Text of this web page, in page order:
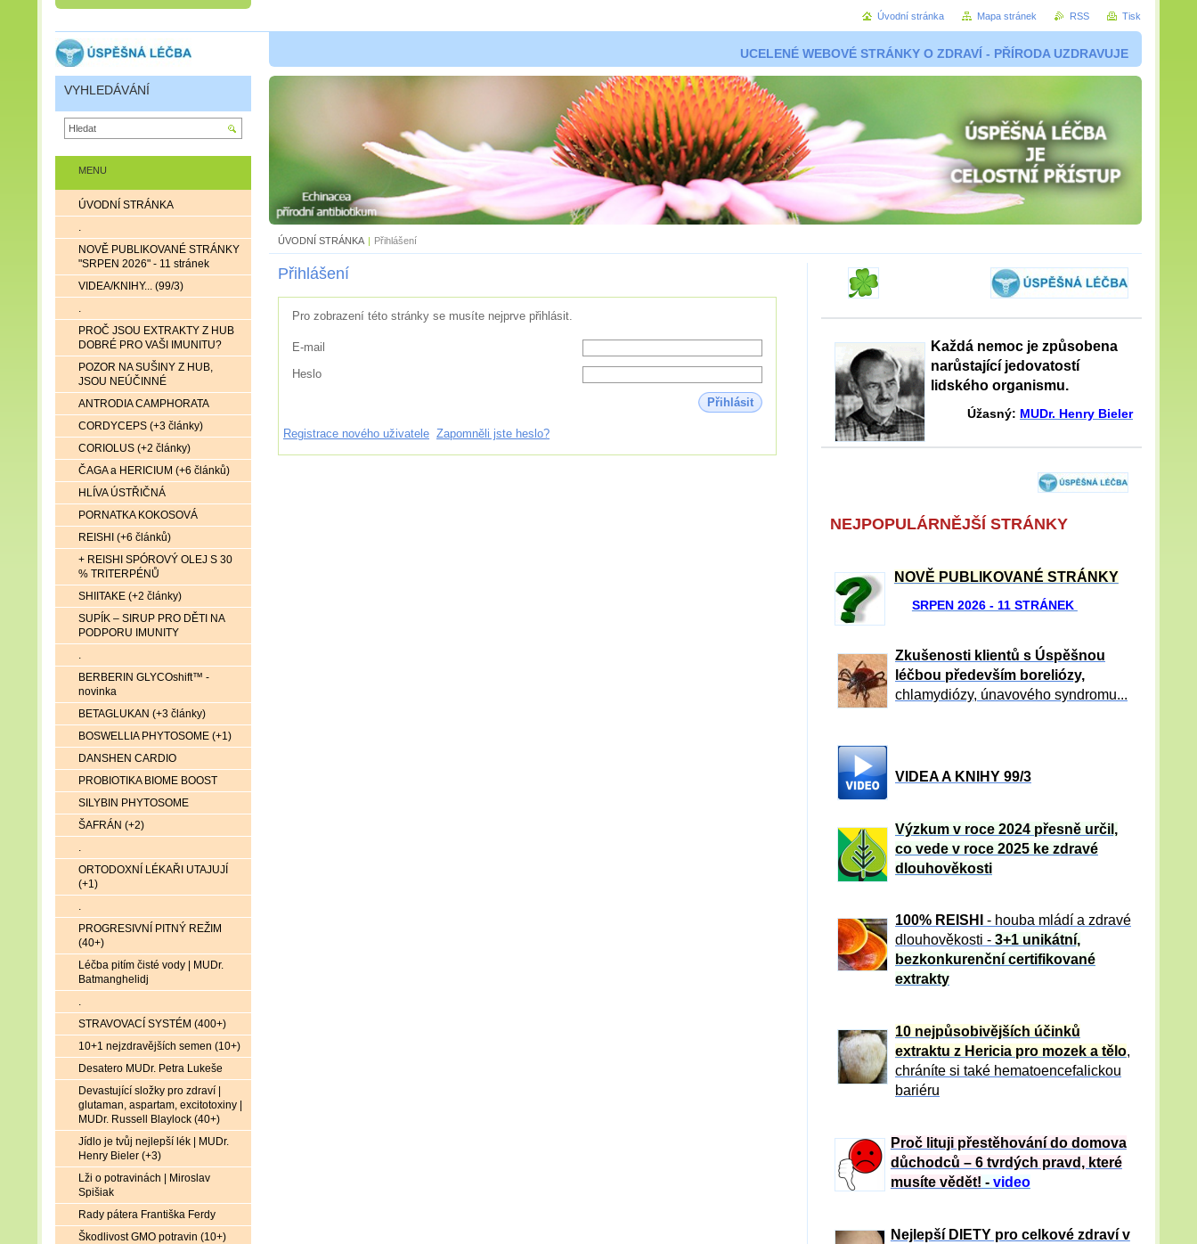
UCELENÉ WEBOVÉ STRÁNKY O ZDRAVÍ - PŘÍRODA UZDRAVUJE
ÚVODNÍ STRÁNKA | Přihlášení
Přihlášení
Pro zobrazení této stránky se musíte nejprve přihlásit.
E-mail
Heslo
Přihlásit
Registrace nového uživatele Zapomněli jste heslo?
Každá nemoc je způsobena
narůstající jedovatostí
lidského organismu.
Úžasný: MUDr. Henry Bieler
NEJPOPULÁRNĚJŠÍ STRÁNKY
NOVĚ PUBLIKOVANÉ STRÁNKY
SRPEN 2026 - 11 STRÁNEK
Zkušenosti klientů s Úspěšnou
léčbou především boreliózy,
chlamydiózy, únavového syndromu...
VIDEA A KNIHY 99/3
Výzkum v roce 2024 přesně určil,
co vede v roce 2025 ke zdravé
dlouhověkosti
100% REISHI
- houba mládí a zdravé
dlouhověkosti - 3+1 unikátní,
bezkonkurenční certifikované
extrakty
10 nejpůsobivějších účinků
extraktu z Hericia pro mozek a tělo,
chráníte si také hematoencefalickou
bariéru
Proč lituji přestěhování do domova
důchodců – 6 tvrdých pravd, které
musíte vědět! - video
Nejlepší DIETY pro celkové zdraví v
MENU
ÚVODNÍ STRÁNKA
.
NOVĚ PUBLIKOVANÉ STRÁNKY
"SRPEN 2026" - 11 stránek
VIDEA/KNIHY... (99/3)
.
PROČ JSOU EXTRAKTY Z HUB
DOBRÉ PRO VAŠI IMUNITU?
POZOR NA SUŠINY Z HUB,
JSOU NEÚČINNÉ
ANTRODIA CAMPHORATA
CORDYCEPS (+3 články)
CORIOLUS (+2 články)
ČAGA a HERICIUM (+6 článků)
HLÍVA ÚSTŘIČNÁ
PORNATKA KOKOSOVÁ
REISHI (+6 článků)
+ REISHI SPÓROVÝ OLEJ S 30
% TRITERPÉNŮ
SHIITAKE (+2 články)
SUPÍK – SIRUP PRO DĚTI NA
PODPORU IMUNITY
.
BERBERIN GLYCOshift™ -
novinka
BETAGLUKAN (+3 články)
BOSWELLIA PHYTOSOME (+1)
DANSHEN CARDIO
PROBIOTIKA BIOME BOOST
SILYBIN PHYTOSOME
ŠAFRÁN (+2)
.
ORTODOXNÍ LÉKAŘI UTAJUJÍ
(+1)
.
PROGRESIVNÍ PITNÝ REŽIM
(40+)
Léčba pitím čisté vody | MUDr.
Batmanghelidj
.
STRAVOVACÍ SYSTÉM (400+)
10+1 nejzdravějších semen (10+)
Desatero MUDr. Petra Lukeše
Devastující složky pro zdraví |
glutaman, aspartam, excitotoxiny |
MUDr. Russell Blaylock (40+)
Jídlo je tvůj nejlepší lék | MUDr.
Henry Bieler (+3)
Lži o potravinách | Miroslav
Spišiak
Rady pátera Františka Ferdy
Škodlivost GMO potravin (10+)
VYHLEDÁVÁNÍ
Úvodní stránka Mapa stránek RSS Tisk